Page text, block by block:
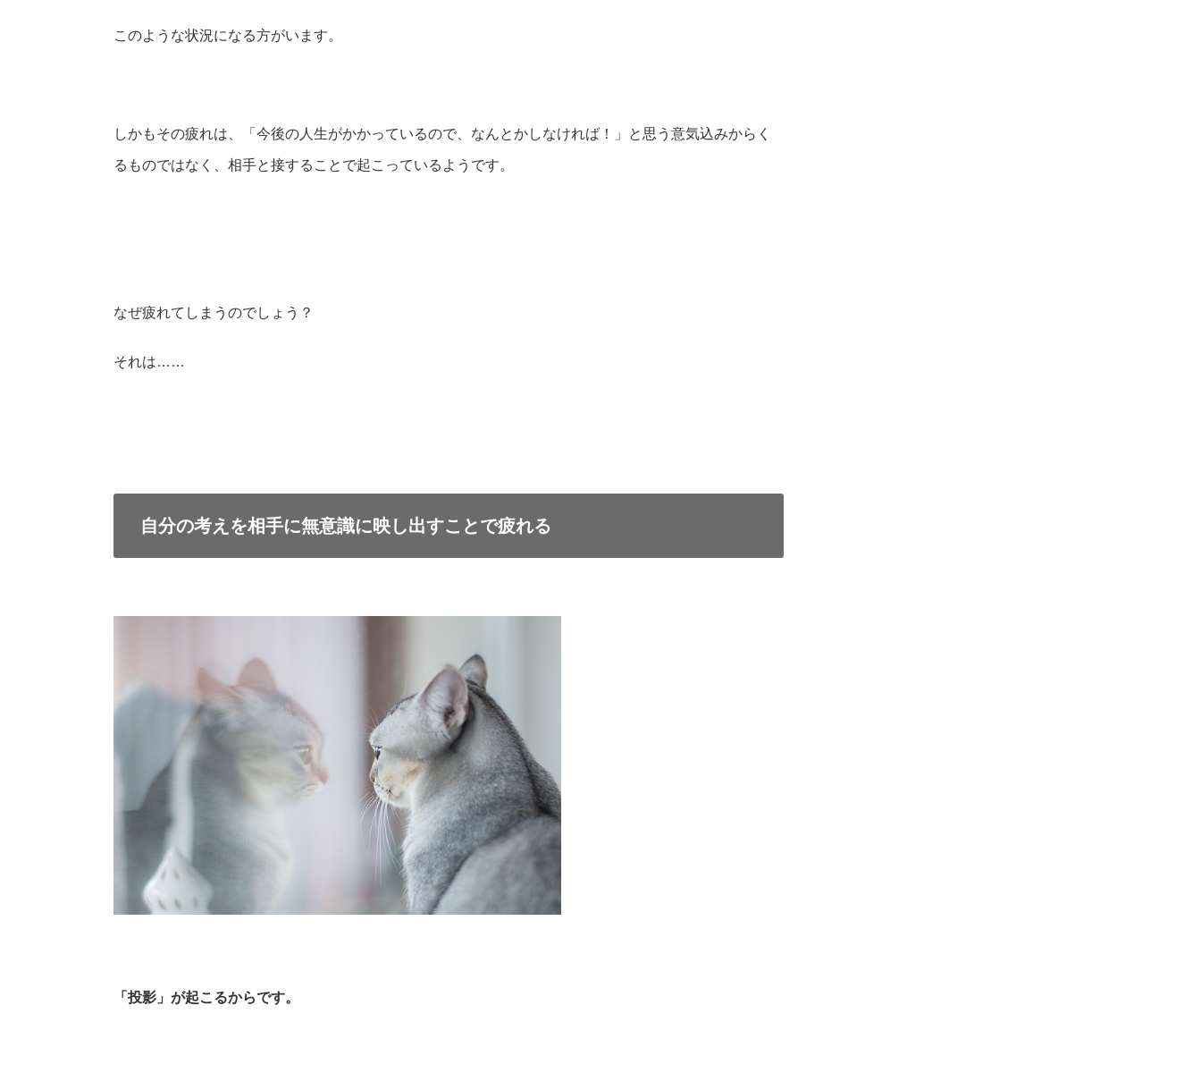
このような状況になる方がいます。
しかもその疲れは、「今後の人生がかかっているので、なんとかしなければ！」と思う意気込みからく
るものではなく、相手と接することで起こっているようです。
なぜ疲れてしまうのでしょう？
それは……
自分の考えを相手に無意識に映し出すことで疲れる
「投影」が起こるからです。